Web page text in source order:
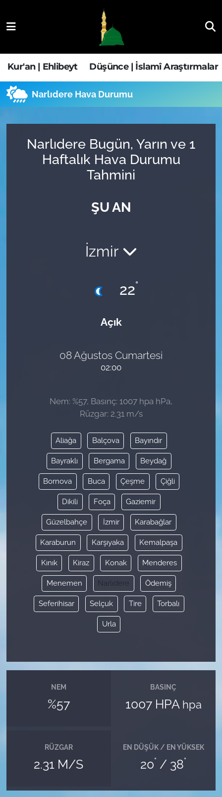
Kur'an | Ehlibeyt Düşünce | İslamî Araştırmalar
Narlıdere Hava Durumu
Narlıdere Bugün, Yarın ve 1
Haftalık Hava Durumu
Tahmini
ŞU AN
İzmir
22°
Açık
08 Ağustos Cumartesi
02:00
Nem: %57, Basınç: 1007 hpa hPa,
Rüzgar: 2.31 m/s
Aliağa Balçova Bayındır
Bayraklı Bergama Beydağ
Bornova Buca Çeşme Çiğli
Dikili Foça Gaziemir
Güzelbahçe İzmir Karabağlar
Karaburun Karşıyaka Kemalpaşa
Kınık Kiraz Konak Menderes
Menemen Narlıdere Ödemiş
Seferihisar Selçuk Tire Torbalı
Urla
NEM
%57
BASINÇ
1007 HPA hpa
RÜZGAR
2.31 M/S
EN DÜŞÜK / EN YÜKSEK
20° / 38°
Düşünce | İslamî Araştırmalar
Ehla-Der Haber
Fıkıh | Ahkam
Hava Durumu
Trafik Durumu
Tüm Manşetler
Son Dakika Haberleri